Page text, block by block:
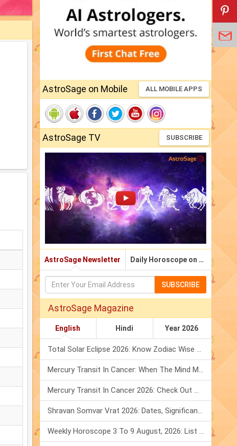
AstroSage on Mobile ALL MOBILE APPS
AstroSage TV SUBSCRIBE
AstroSage Newsletter Daily Horoscope on Email
SUBSCRIBE
AstroSage Magazine
English Hindi Year 2026
Total Solar Eclipse 2026: Know Zodiac Wise Prediction
Mercury Transit In Cancer: When The Mind Meets The Heart!
Mercury Transit In Cancer 2026: Check Out What It Brings For You
Shravan Somvar Vrat 2026: Dates, Significance & Rituals In August
Weekly Horoscope 3 To 9 August, 2026: List Of Fasts & Festivals